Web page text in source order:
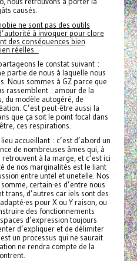
causés.
ne sont pas des outils
à invoquer pour clore
des conséquences bien
réelles.
le constat suivant :
partie de nous à laquelle nous
Nous sommes à GZ parce que
rassemblent : amour de la
du modèle autogéré, de
C’est peut-être aussi la
que ça soit le point focal dans
ces respirations.
accueillant : c’est d’abord un
de nombreuses âmes qui, à
à la marge, et c’est ici
de nos marginalités est le liant
entre untel et unetelle. Nos
certain·es d’entre nous
trans, d’autres car iels sont des
pour X ou Y raison, ou
des fonctionnements
d’expression toujours
d’expliquer et de délimiter
un processus qui ne saurait
ne rendra compte de la